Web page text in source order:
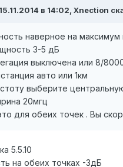
в 14:02, Xnection
наверное на максимум
3-5 дБ
выключена или 8/
авто или 1км
выберите
20мгц
для обеих точек . Вы
5.5.10
на обеих точках -3дБ